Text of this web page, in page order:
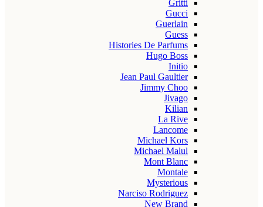
Gritti
Gucci
Guerlain
Guess
Histories De Parfums
Hugo Boss
Initio
Jean Paul Gaultier
Jimmy Choo
Jivago
Kilian
La Rive
Lancome
Michael Kors
Michael Malul
Mont Blanc
Montale
Mysterious
Narciso Rodriguez
New Brand